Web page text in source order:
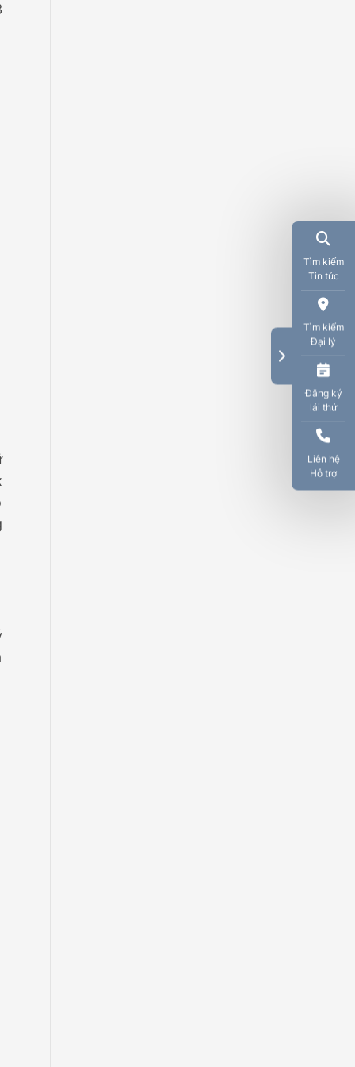
Tìm kiếm
Tin tức
Tìm kiếm
Đại lý
Đăng ký
lái thử
Liên hệ
Hỗ trợ